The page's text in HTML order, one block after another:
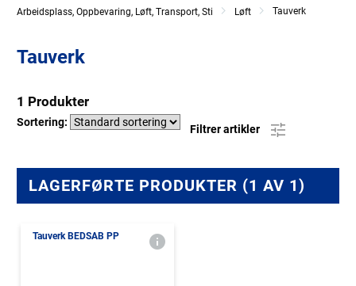
Arbeidsplass, Oppbevaring, Løft, Transport, Sti
Løft Tauverk
Tauverk
1 Produkter
Sortering:
Filtrer artikler
LAGERFØRTE PRODUKTER (1 AV 1)
Tauverk BEDSAB PP